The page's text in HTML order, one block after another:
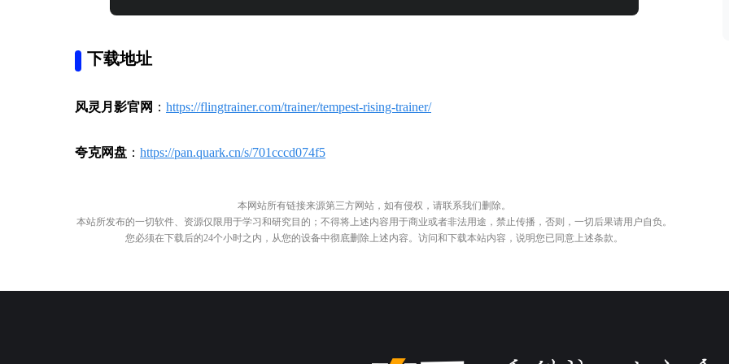
下载地址
风灵月影官网 ： https://flingtrainer.com/trainer/tempest-rising-trainer/
夸克网盘 ： https://pan.quark.cn/s/701cccd074f5
本网站所有链接来源第三方网站，如有侵权，请联系我们删除。
本站所发布的一切软件、资源仅限用于学习和研究目的；不得将上述内容用于商业或者非法用途，禁止传播，否则，一切后果请用户自负。
您必须在下载后的24个小时之内，从您的设备中彻底删除上述内容。访问和下载本站内容，说明您已同意上述条款。